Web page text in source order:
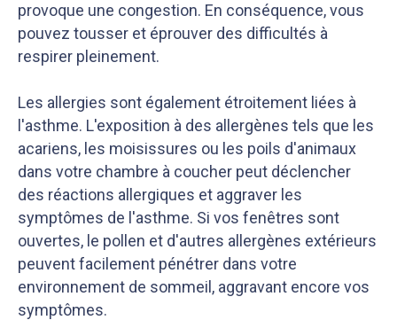
provoque une congestion. En conséquence, vous
pouvez tousser et éprouver des difficultés à
respirer pleinement.
Les allergies sont également étroitement liées à
l'asthme. L'exposition à des allergènes tels que les
acariens, les moisissures ou les poils d'animaux
dans votre chambre à coucher peut déclencher
des réactions allergiques et aggraver les
symptômes de l'asthme. Si vos fenêtres sont
ouvertes, le pollen et d'autres allergènes extérieurs
peuvent facilement pénétrer dans votre
environnement de sommeil, aggravant encore vos
symptômes.